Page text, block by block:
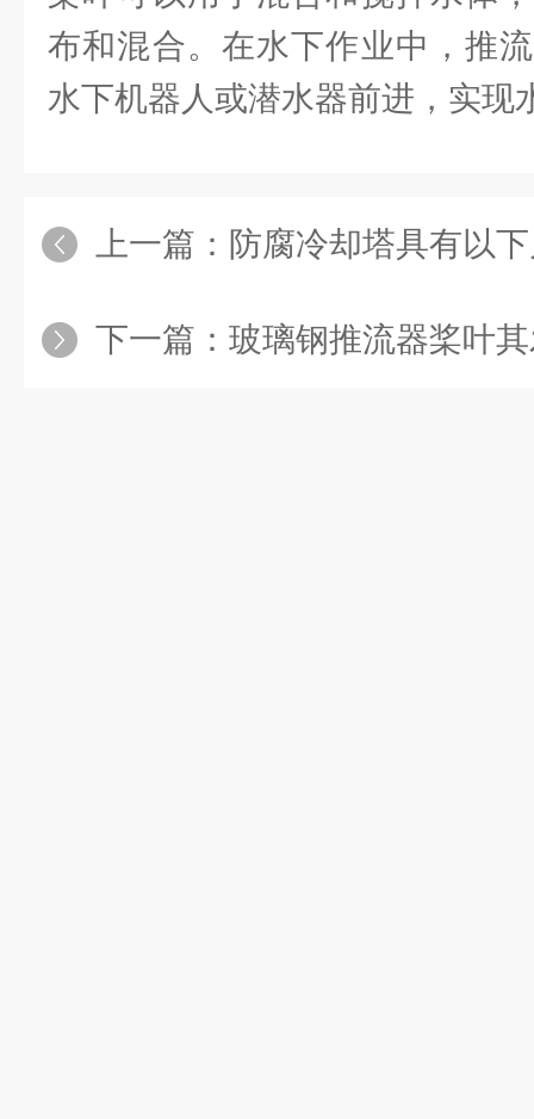
布和混合。在水下作业中，推
水下机器人或潜水器前进，实现
上一篇： 防腐冷却塔具有以
下一篇： 玻璃钢推流器桨叶其发展趋势